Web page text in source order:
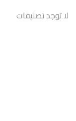
لا توجد تصنيفات